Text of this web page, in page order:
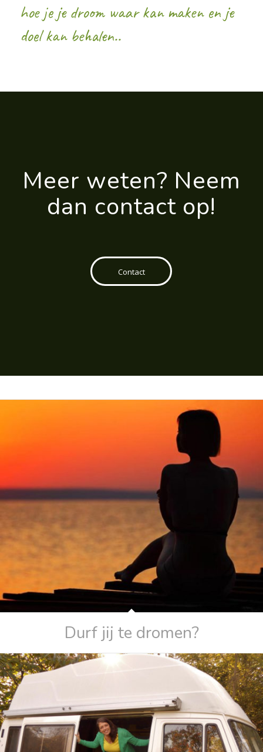
hoe je je droom waar kan maken en je
doel kan behalen..
Meer weten? Neem
dan contact op!
Contact
Durf jij te dromen?